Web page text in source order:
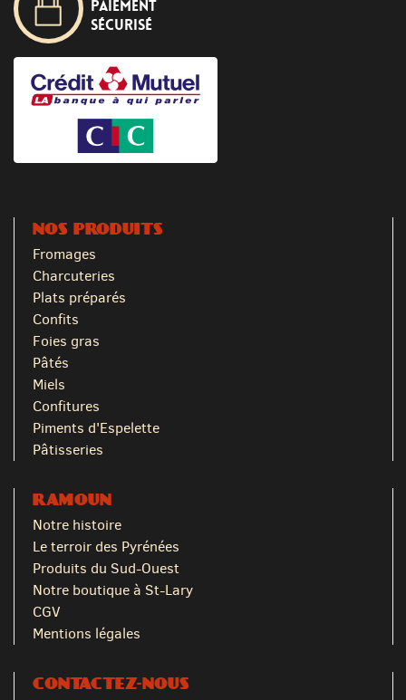
Paiement
sécurisé
NOS PRODUITS
Fromages
Charcuteries
Plats préparés
Confits
Foies gras
Pâtés
Miels
Confitures
Piments d'Espelette
Pâtisseries
RAMOUN
Notre histoire
Le terroir des Pyrénées
Produits du Sud-Ouest
Notre boutique à St-Lary
CGV
Mentions légales
CONTACTEZ-NOUS